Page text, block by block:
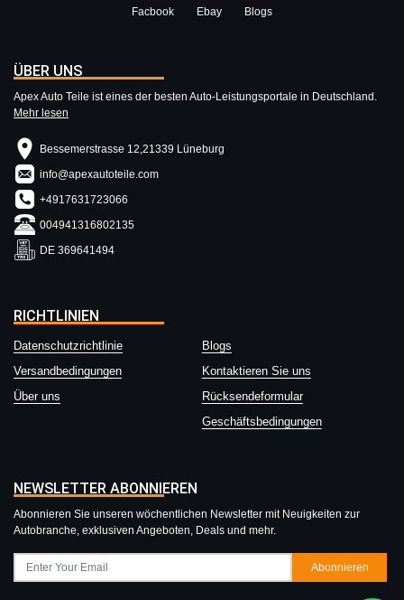
Facbook Ebay Blogs
ÜBER UNS
Apex Auto Teile ist eines der besten Auto-Leistungsportale in Deutschland.
Mehr lesen
Bessemerstrasse 12,21339 Lüneburg
info@apexautoteile.com
+4917631723066
004941316802135
DE 369641494
RICHTLINIEN
Datenschutzrichtlinie
Blogs
Versandbedingungen
Kontaktieren Sie uns
Über uns
Rücksendeformular
Geschäftsbedingungen
NEWSLETTER ABONNIEREN
Abonnieren Sie unseren wöchentlichen Newsletter mit Neuigkeiten zur
Autobranche, exklusiven Angeboten, Deals und mehr.
Abonnieren